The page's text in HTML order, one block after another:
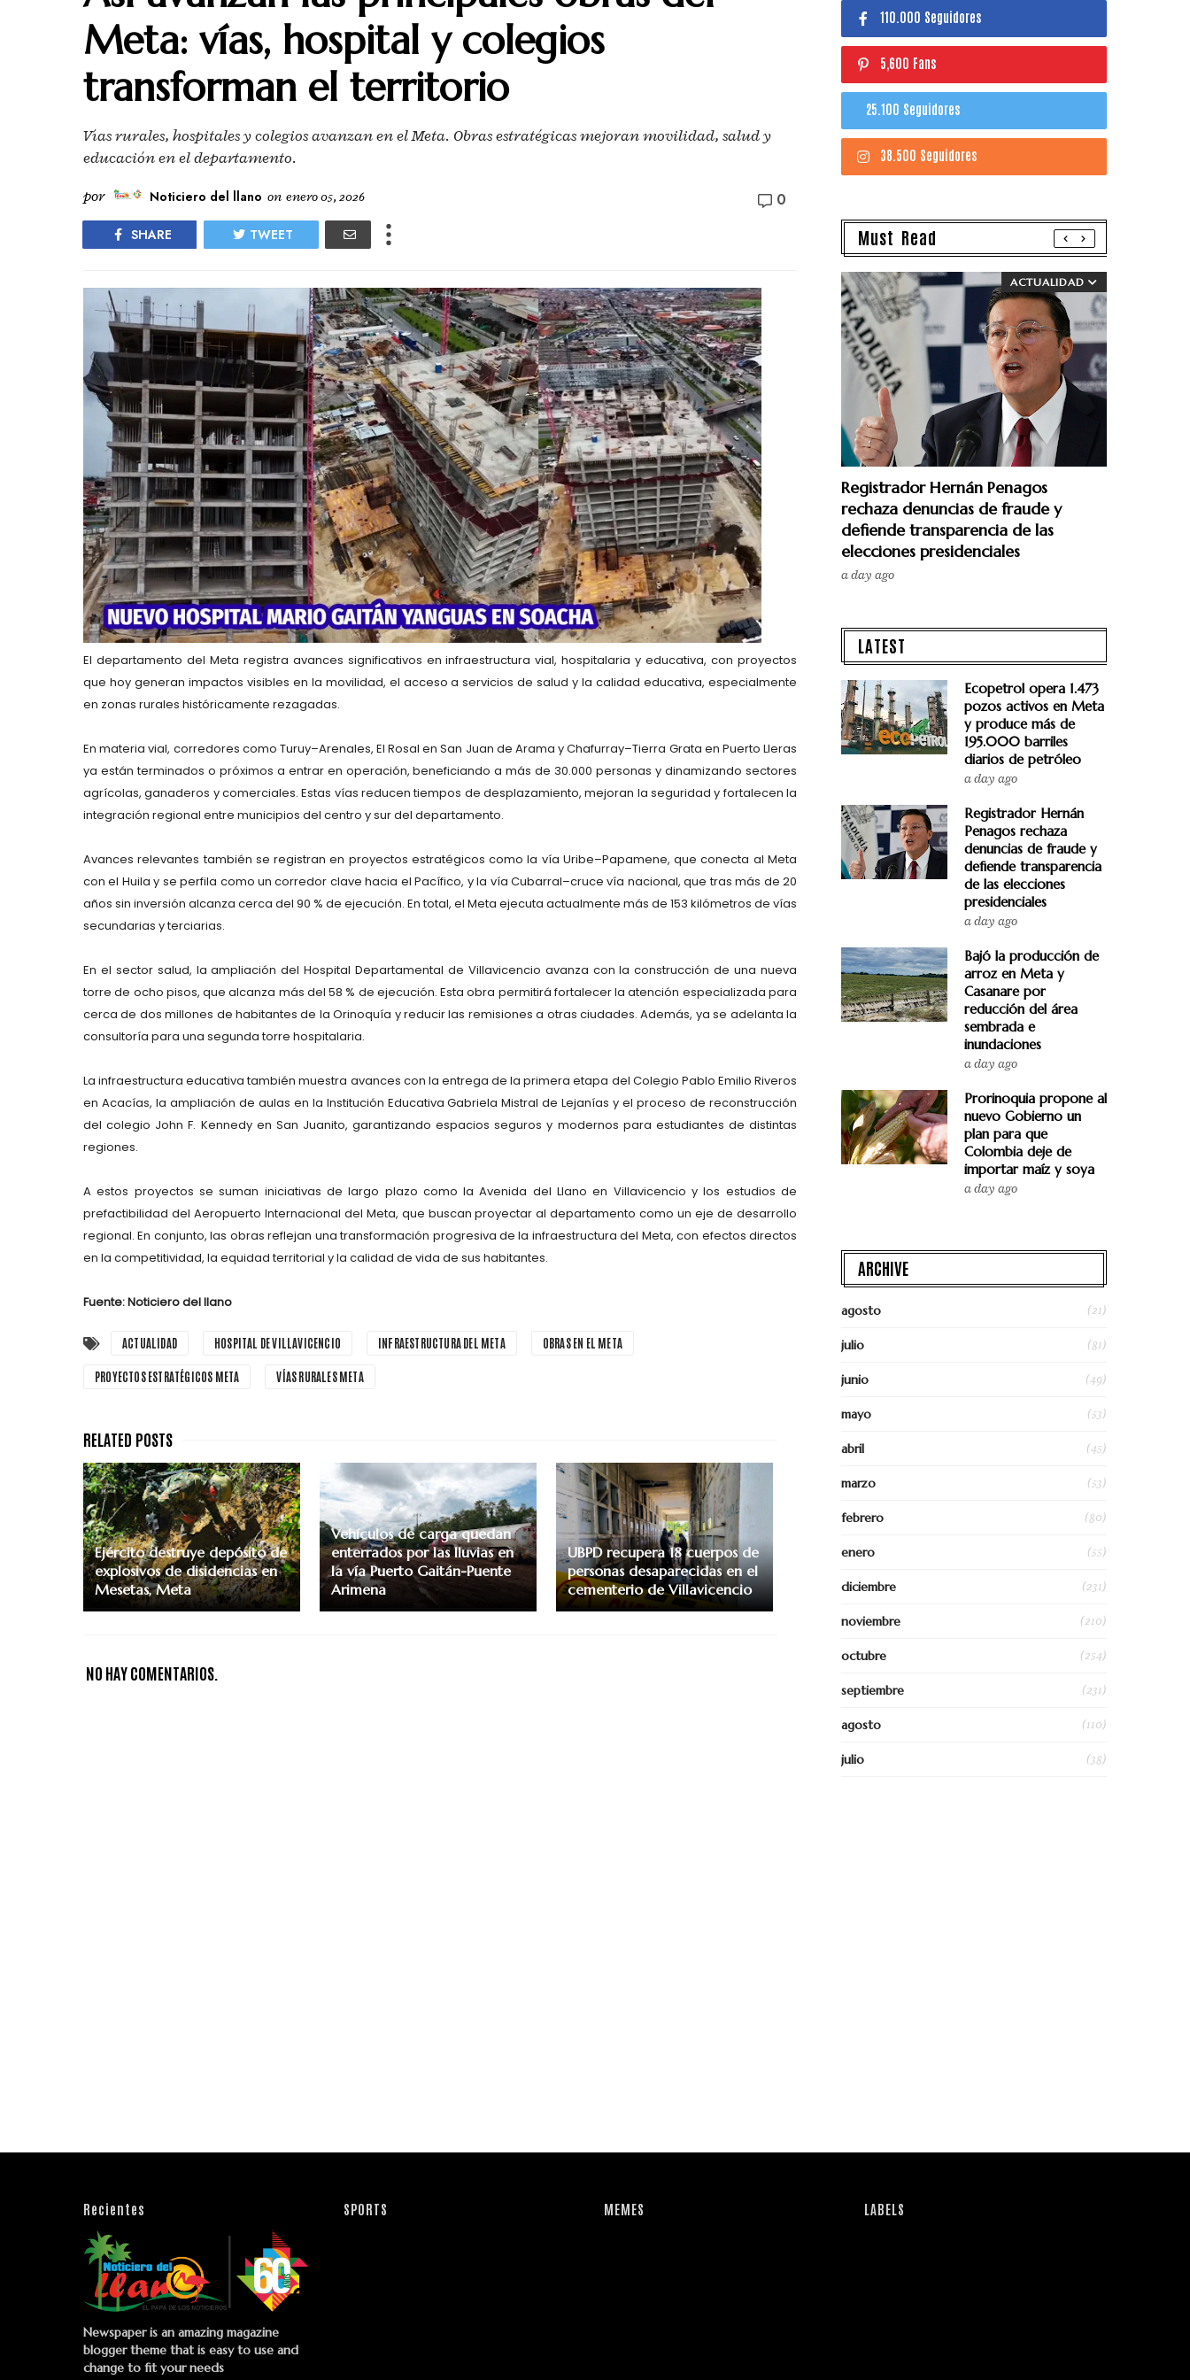
Meta: vías, hospital y colegios
transforman el territorio
Vías rurales, hospitales y colegios avanzan en el Meta. Obras estratégicas mejoran movilidad, salud y
educación en el departamento.
por Noticiero del llano on enero 05, 2026 0
SHARE TWEET
El departamento del Meta registra avances significativos en infraestructura vial, hospitalaria y educativa, con proyectos
que hoy generan impactos visibles en la movilidad, el acceso a servicios de salud y la calidad educativa, especialmente
en zonas rurales históricamente rezagadas.
En materia vial, corredores como Turuy–Arenales, El Rosal en San Juan de Arama y Chafurray–Tierra Grata en Puerto Lleras
ya están terminados o próximos a entrar en operación, beneficiando a más de 30.000 personas y dinamizando sectores
agrícolas, ganaderos y comerciales. Estas vías reducen tiempos de desplazamiento, mejoran la seguridad y fortalecen la
integración regional entre municipios del centro y sur del departamento.
Avances relevantes también se registran en proyectos estratégicos como la vía Uribe–Papamene, que conecta al Meta
con el Huila y se perfila como un corredor clave hacia el Pacífico, y la vía Cubarral–cruce vía nacional, que tras más de 20
años sin inversión alcanza cerca del 90 % de ejecución. En total, el Meta ejecuta actualmente más de 153 kilómetros de vías
secundarias y terciarias.
En el sector salud, la ampliación del Hospital Departamental de Villavicencio avanza con la construcción de una nueva
torre de ocho pisos, que alcanza más del 58 % de ejecución. Esta obra permitirá fortalecer la atención especializada para
cerca de dos millones de habitantes de la Orinoquía y reducir las remisiones a otras ciudades. Además, ya se adelanta la
consultoría para una segunda torre hospitalaria.
La infraestructura educativa también muestra avances con la entrega de la primera etapa del Colegio Pablo Emilio Riveros
en Acacías, la ampliación de aulas en la Institución Educativa Gabriela Mistral de Lejanías y el proceso de reconstrucción
del colegio John F. Kennedy en San Juanito, garantizando espacios seguros y modernos para estudiantes de distintas
regiones.
A estos proyectos se suman iniciativas de largo plazo como la Avenida del Llano en Villavicencio y los estudios de
prefactibilidad del Aeropuerto Internacional del Meta, que buscan proyectar al departamento como un eje de desarrollo
regional. En conjunto, las obras reflejan una transformación progresiva de la infraestructura del Meta, con efectos directos
en la competitividad, la equidad territorial y la calidad de vida de sus habitantes.
Fuente: Noticiero del llano
ACTUALIDAD HOSPITAL DE VILLAVICENCIO INFRAESTRUCTURA DEL META OBRAS EN EL META
PROYECTOS ESTRATÉGICOS META VÍAS RURALES META
Ejército destruye depósito de
explosivos de disidencias en
Mesetas, Meta
Vehículos de carga quedan
enterrados por las lluvias en
la vía Puerto Gaitán-Puente
Arimena
UBPD recupera 18 cuerpos de
personas desaparecidas en el
cementerio de Villavicencio
NO HAY COMENTARIOS.
110.000 Seguidores
5,600 Fans
25.100 Seguidores
38.500 Seguidores
Must Read
ACTUALIDAD
Registrador Hernán Penagos
rechaza denuncias de fraude y
defiende transparencia de las
elecciones presidenciales
a day ago
LATEST
Ecopetrol opera 1.473
pozos activos en Meta
y produce más de
195.000 barriles
diarios de petróleo
a day ago
Registrador Hernán
Penagos rechaza
denuncias de fraude y
defiende transparencia
de las elecciones
presidenciales
a day ago
Bajó la producción de
arroz en Meta y
Casanare por
reducción del área
sembrada e
inundaciones
a day ago
Prorinoquia propone al
nuevo Gobierno un
plan para que
Colombia deje de
importar maíz y soya
a day ago
ARCHIVE
agosto (21)
julio (81)
junio (49)
mayo (53)
abril (45)
marzo (53)
febrero (80)
enero (55)
diciembre (231)
noviembre (210)
octubre (254)
septiembre (231)
agosto (110)
julio (38)
Recientes
Newspaper is an amazing magazine
blogger theme that is easy to use and
change to fit your needs
SPORTS MEMES LABELS